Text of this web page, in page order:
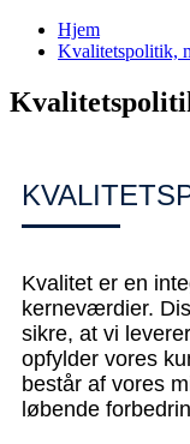
Hjem
Kvalitetspolitik,
Kvalitet er en
kerneværdier.
sikre, at vi
opfylder vores
består af vores
løbende